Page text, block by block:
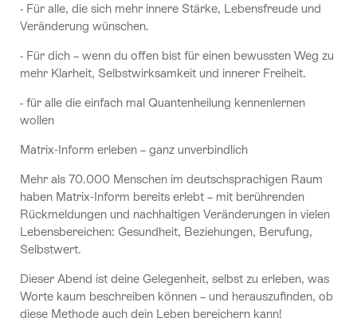
- Für alle, die sich mehr innere Stärke, Lebensfreude und
Veränderung wünschen.
- Für dich – wenn du offen bist für einen bewussten Weg zu
mehr Klarheit, Selbstwirksamkeit und innerer Freiheit.
- für alle die einfach mal Quantenheilung kennenlernen
wollen
Matrix‑Inform erleben – ganz unverbindlich
Mehr als 70.000 Menschen im deutschsprachigen Raum
haben Matrix‑Inform bereits erlebt – mit berührenden
Rückmeldungen und nachhaltigen Veränderungen in vielen
Lebensbereichen: Gesundheit, Beziehungen, Berufung,
Selbstwert.
Dieser Abend ist deine Gelegenheit, selbst zu erleben, was
Worte kaum beschreiben können – und herauszufinden, ob
diese Methode auch dein Leben bereichern kann!